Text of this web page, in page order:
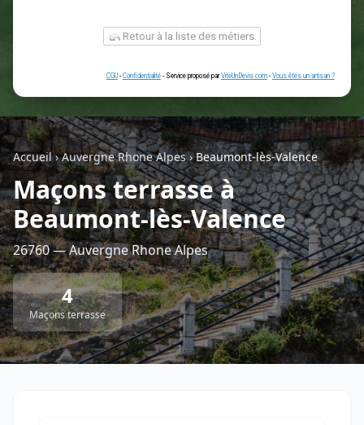
ou
Retour à la liste des métiers
CGU - Confidentialité- Service proposé parViteUnDevis.com -Vous
Accueil›Auvergne Rhone Alpes›Beaumont-lès-Valence
Maçons terrasse à
Beaumont-lès-Valence
26760 — Auvergne Rhone Alpes
4
Maçons terrasse